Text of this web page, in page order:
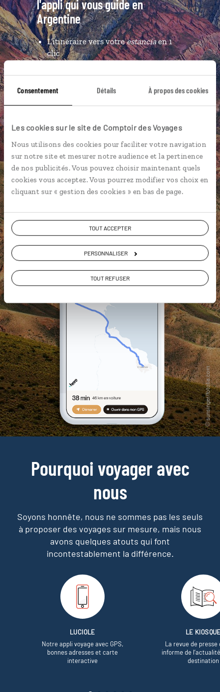
Consentement Détails À propos des cookies
Les cookies sur le site de Comptoir des Voyages
Nous utilisons des cookies pour faciliter votre navigation
sur notre site et mesurer notre audience et la pertinence
de nos publicités. Vous pouvez choisir maintenant quels
cookies vous acceptez. Vous pourrez modifier vos choix en
cliquant sur « gestion des cookies » en bas de page.
TOUT ACCEPTER
PERSONNALISER
TOUT REFUSER
l'appli qui vous guide en
Argentine
L’itinéraire vers votreestanciaen 1
clic
L'album souvenirs à composer
Pourquoi voyager avec
nous
Soyons honnête, nous ne sommes pas les seuls
à proposer des voyages sur mesure, mais nous
avons quelques atouts qui font
incontestablement la différence.
LUCIOLE
Notre appli voyage avec GPS,
bonnes adresses et carte
interactive
LE
La revue de presse
informe de
destination